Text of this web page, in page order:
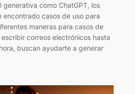
generativa como ChatGPT, los
encontrado casos de uso para
maneras para casos de
correos electrónicos hasta
buscan ayudarte a generar